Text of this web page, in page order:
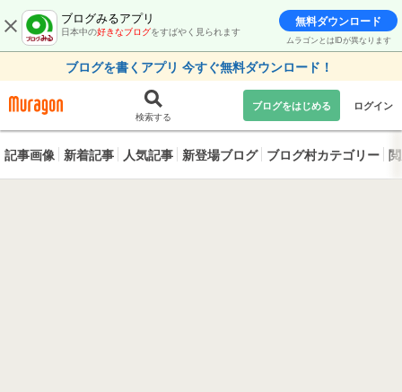
ブログみるアプリ
日本中の好きなブログをすばやく見られます
無料ダウンロード
ムラゴンとはIDが異なります
ブログを書くアプリ 今すぐ無料ダウンロード！
検索する
ブログをはじめる ログイン
記事画像 新着記事 人気記事 新登場ブログ ブログ村カテゴリー